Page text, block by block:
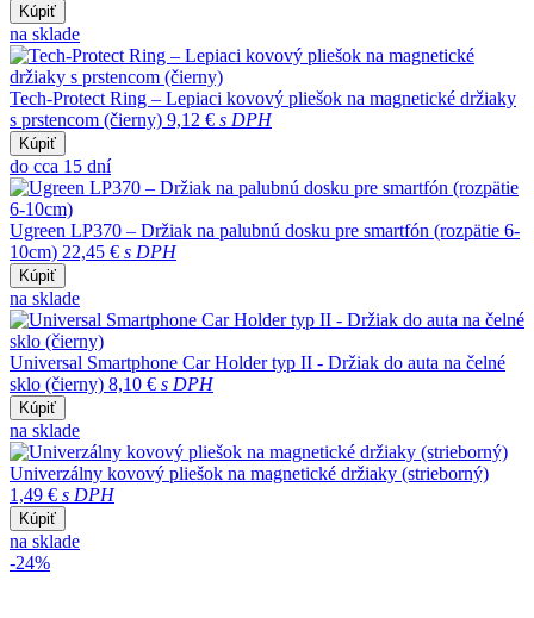
Kúpiť
na sklade
Tech-Protect Ring – Lepiaci kovový pliešok na magnetické držiaky
s prstencom (čierny) 9,12 € s DPH
Kúpiť
do cca 15 dní
Ugreen LP370 – Držiak na palubnú dosku pre smartfón (rozpätie 6-
10cm) 22,45 € s DPH
Kúpiť
na sklade
Universal Smartphone Car Holder typ II - Držiak do auta na čelné
sklo (čierny) 8,10 € s DPH
Kúpiť
na sklade
Univerzálny kovový pliešok na magnetické držiaky (strieborný)
1,49 € s DPH
Kúpiť
na sklade
-24%